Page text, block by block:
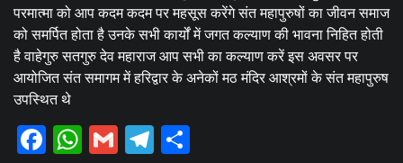
परमात्मा को आप कदम कदम पर महसूस करेंगे संत महापुरुषों का जीवन समाज
को समर्पित होता है उनके सभी कार्यों में जगत कल्याण की भावना निहित होती
है वाहेगुरु सतगुरु देव महाराज आप सभी का कल्याण करें इस अवसर पर
आयोजित संत समागम में हरिद्वार के अनेकों मठ मंदिर आश्रमों के संत महापुरुष
उपस्थित थे
Facebook
WhatsApp
GmailTelegram